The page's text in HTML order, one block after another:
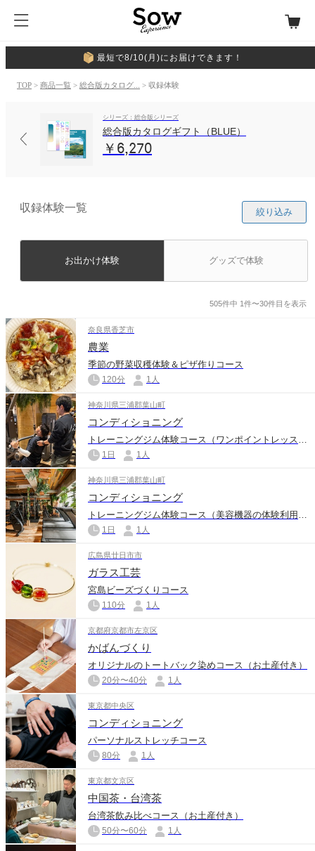
最短で8/10(月)にお届けできます！
TOP > 商品一覧 > 総合版カタログ... > 収録体験
シリーズ：総合版シリーズ
総合版カタログギフト（BLUE）
￥6,270
収録体験一覧 絞り込み
お出かけ体験 グッズで体験
505件中 1件〜30件目を表示
奈良県香芝市
農業
季節の野菜収穫体験＆ピザ作りコース
120分 1人
神奈川県三浦郡葉山町
コンディショニング
トレーニングジム体験コース（ワンポイントレッスン付き）
1日 1人
神奈川県三浦郡葉山町
コンディショニング
トレーニングジム体験コース（美容機器の体験利用付き）
1日 1人
広島県廿日市市
ガラス工芸
宮島ビーズづくりコース
110分 1人
京都府京都市左京区
かばんづくり
オリジナルのトートバック染めコース（お土産付き）
20分〜40分 1人
東京都中央区
コンディショニング
パーソナルストレッチコース
80分 1人
東京都文京区
中国茶・台湾茶
台湾茶飲み比べコース（お土産付き）
50分〜60分 1人